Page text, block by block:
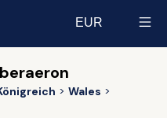
EUR
Wales